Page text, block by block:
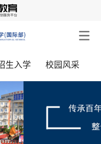
生入学 校园风采